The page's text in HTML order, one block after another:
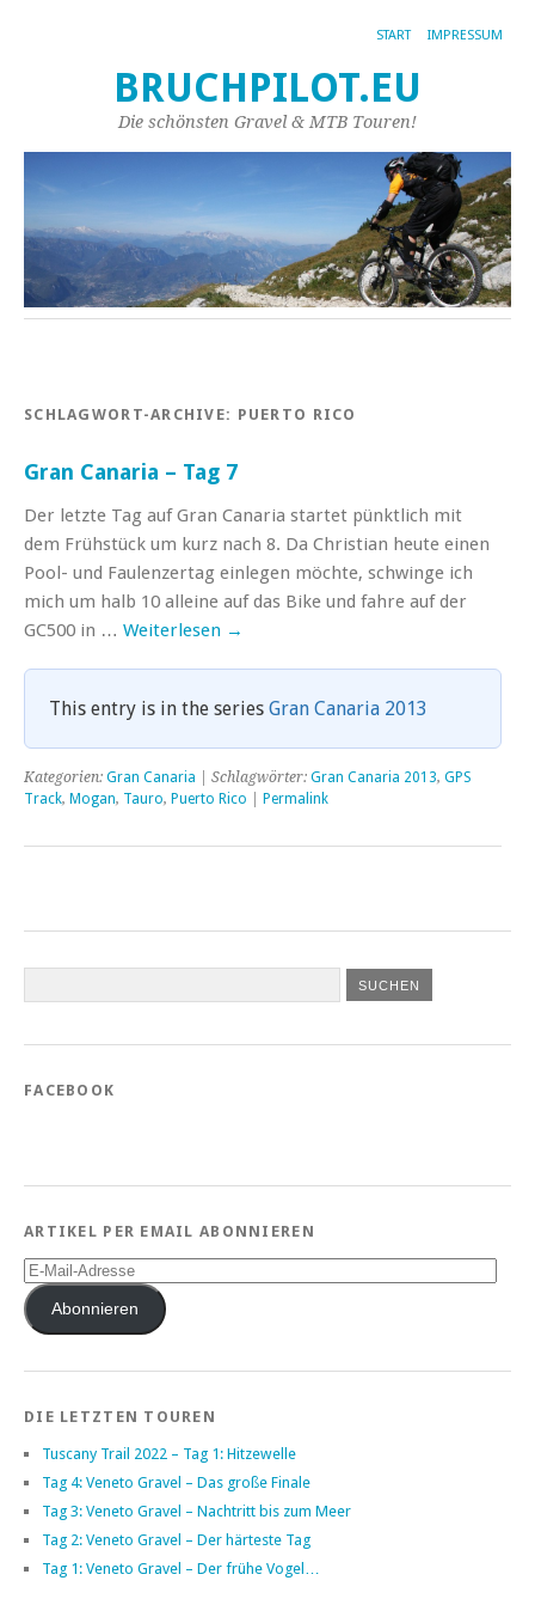
START IMPRESSUM
BRUCHPILOT.EU
Die schönsten Gravel & MTB Touren!
SCHLAGWORT-ARCHIVE: PUERTO RICO
Gran Canaria – Tag 7
Der letzte Tag auf Gran Canaria startet pünktlich mit
dem Frühstück um kurz nach 8. Da Christian heute einen
Pool- und Faulenzertag einlegen möchte, schwinge ich
mich um halb 10 alleine auf das Bike und fahre auf der
GC500 in … Weiterlesen →
This entry is in the series Gran Canaria 2013
Kategorien: Gran Canaria | Schlagwörter: Gran Canaria 2013, GPS
Track, Mogan, Tauro, Puerto Rico Permalink
FACEBOOK
ARTIKEL PER EMAIL ABONNIEREN
E-
Mail-
AdresseAbonnieren
DIE LETZTEN TOUREN
Tuscany Trail 2022 – Tag 1: Hitzewelle
Tag 4: Veneto Gravel – Das große Finale
Tag 3: Veneto Gravel – Nachtritt bis zum Meer
Tag 2: Veneto Gravel – Der härteste Tag
Tag 1: Veneto Gravel – Der frühe Vogel…